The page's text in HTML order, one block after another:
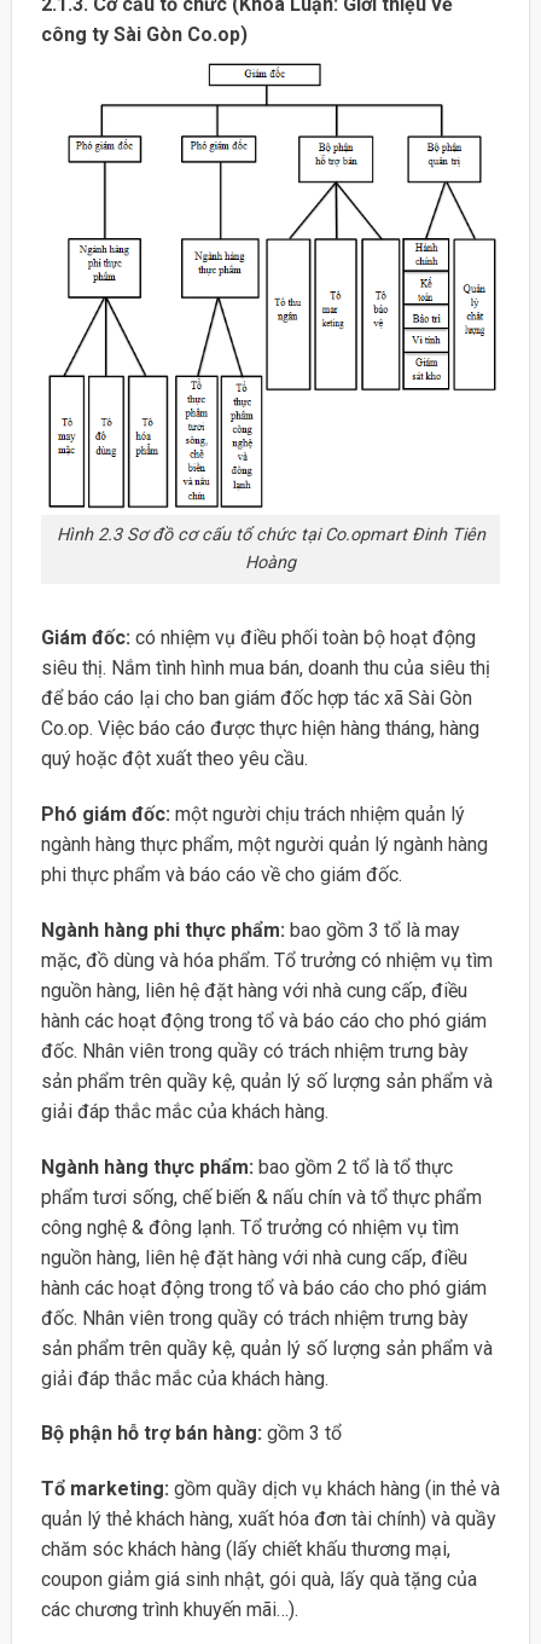
công ty Sài Gòn Co.op)
Hình 2.3 Sơ đồ cơ cấu tổ chức tại Co.opmart Đinh Tiên
Hoàng
Giám đốc: có nhiệm vụ điều phối toàn bộ hoạt động
siêu thị. Nắm tình hình mua bán, doanh thu của siêu thị
để báo cáo lại cho ban giám đốc hợp tác xã Sài Gòn
Co.op. Việc báo cáo được thực hiện hàng tháng, hàng
quý hoặc đột xuất theo yêu cầu.
Phó giám đốc: một người chịu trách nhiệm quản lý
ngành hàng thực phẩm, một người quản lý ngành hàng
phi thực phẩm và báo cáo về cho giám đốc.
Ngành hàng phi thực phẩm: bao gồm 3 tổ là may
mặc, đồ dùng và hóa phẩm. Tổ trưởng có nhiệm vụ tìm
nguồn hàng, liên hệ đặt hàng với nhà cung cấp, điều
hành các hoạt động trong tổ và báo cáo cho phó giám
đốc. Nhân viên trong quầy có trách nhiệm trưng bày
sản phẩm trên quầy kệ, quản lý số lượng sản phẩm và
giải đáp thắc mắc của khách hàng.
Ngành hàng thực phẩm: bao gồm 2 tổ là tổ thực
phẩm tươi sống, chế biến & nấu chín và tổ thực phẩm
công nghệ & đông lạnh. Tổ trưởng có nhiệm vụ tìm
nguồn hàng, liên hệ đặt hàng với nhà cung cấp, điều
hành các hoạt động trong tổ và báo cáo cho phó giám
đốc. Nhân viên trong quầy có trách nhiệm trưng bày
sản phẩm trên quầy kệ, quản lý số lượng sản phẩm và
giải đáp thắc mắc của khách hàng.
Bộ phận hỗ trợ bán hàng: gồm 3 tổ
Tổ marketing: gồm quầy dịch vụ khách hàng (in thẻ và
quản lý thẻ khách hàng, xuất hóa đơn tài chính) và quầy
chăm sóc khách hàng (lấy chiết khấu thương mại,
coupon giảm giá sinh nhật, gói quà, lấy quà tặng của
các chương trình khuyến mãi…).